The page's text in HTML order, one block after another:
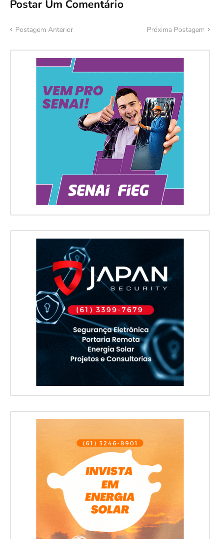
Postar Um Comentário
Postagem Anterior Próxima Postagem